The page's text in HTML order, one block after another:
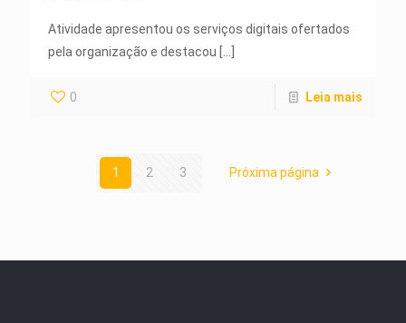
Atividade apresentou os serviços digitais ofertados
pela organização e destacou
0 Leia mais
1 2 3 Próxima página